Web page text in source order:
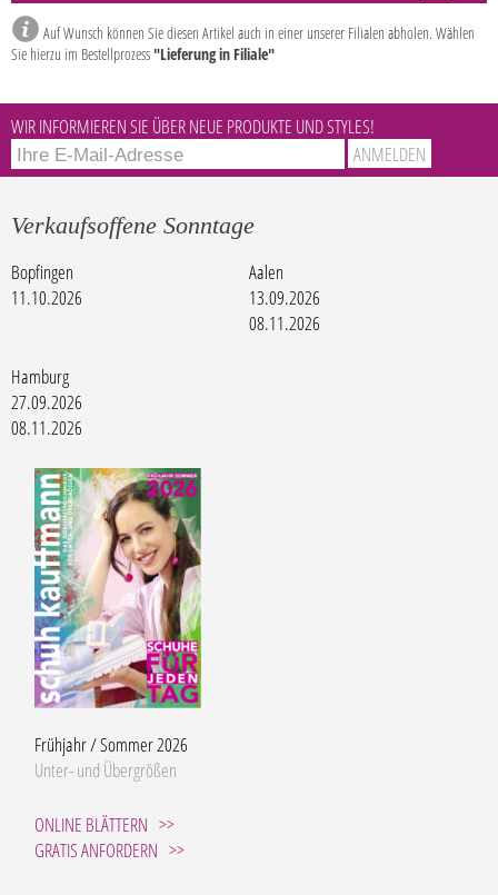
Auf Wunsch können Sie diesen Artikel auch in einer unserer Filialen abholen. Wählen
Sie hierzu im Bestellprozess"Lieferung in Filiale"
WIR INFORMIEREN SIE ÜBER NEUE PRODUKTE UND STYLES!
Verkaufsoffene Sonntage
Bopfingen
11.10.2026
Aalen
13.09.2026
08.11.2026
Hamburg
27.09.2026
08.11.2026
Frühjahr / Sommer 2026
Unter- und Übergrößen
ONLINE BLÄTTERN
GRATIS ANFORDERN